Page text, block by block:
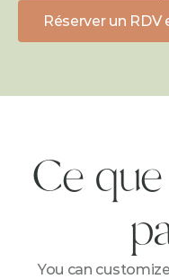
Réserver un RDV
Ce
You can